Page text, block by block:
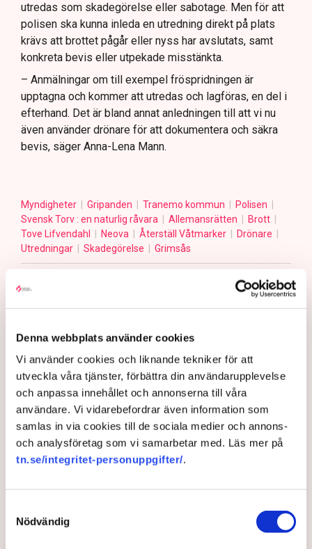
Denna webbplats använder cookies
Vi använder cookies och liknande tekniker för att
utveckla våra tjänster, förbättra din användarupplevelse
och anpassa innehållet och annonserna till våra
användare. Vi vidarebefordrar även information som
samlas in via cookies till de sociala medier och annons-
och analysföretag som vi samarbetar med. Läs mer på
tn.se/integritet-personuppgifter/.
Nödvändig
utredas som skadegörelse eller sabotage. Men för att
polisen ska kunna inleda en utredning direkt på plats
krävs att brottet pågår eller nyss har avslutats, samt
konkreta bevis eller utpekade misstänkta.
– Anmälningar om till exempel fröspridningen är
upptagna och kommer att utredas och lagföras, en del i
efterhand. Det är bland annat anledningen till att vi nu
även använder drönare för att dokumentera och säkra
bevis, säger Anna-Lena Mann.
Myndigheter Gripanden Tranemo kommun
Polisen
Svensk Torv : en naturlig råvara
Allemansrätten
Brott
Tove Lifvendahl
Neova Återställ Våtmarker
Drönare
Utredningar
Skadegörelse Grimsås
gabriel.cardona.cervantes@tn.se
Publicerad: 6 aug 2026, 12:35
Uppdaterad: 7 aug 2026, 09:58
LÄS ÄVEN
Ledare: Polisen måste kunna
stoppa sabotagen
5 AUGUSTI 2026 |
Aktivisterna klättrar upp på